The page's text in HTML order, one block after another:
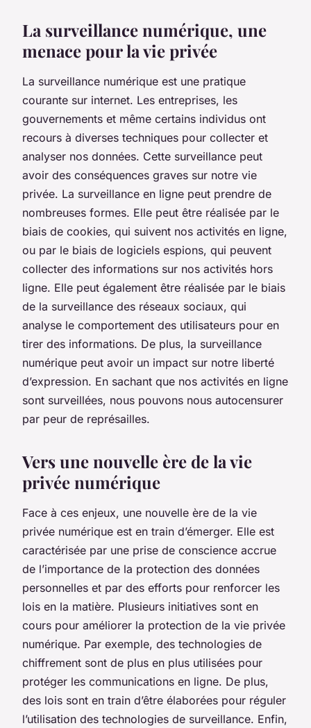
La surveillance numérique, une
menace pour la vie privée
La surveillance numérique est une pratique
courante sur internet. Les entreprises, les
gouvernements et même certains individus ont
recours à diverses techniques pour collecter et
analyser nos données. Cette surveillance peut
avoir des conséquences graves sur notre vie
privée. La surveillance en ligne peut prendre de
nombreuses formes. Elle peut être réalisée par le
biais de cookies, qui suivent nos activités en ligne,
ou par le biais de logiciels espions, qui peuvent
collecter des informations sur nos activités hors
ligne. Elle peut également être réalisée par le biais
de la surveillance des réseaux sociaux, qui
analyse le comportement des utilisateurs pour en
tirer des informations. De plus, la surveillance
numérique peut avoir un impact sur notre liberté
d’expression. En sachant que nos activités en ligne
sont surveillées, nous pouvons nous autocensurer
par peur de représailles.
Vers une nouvelle ère de la vie
privée numérique
Face à ces enjeux, une nouvelle ère de la vie
privée numérique est en train d’émerger. Elle est
caractérisée par une prise de conscience accrue
de l’importance de la protection des données
personnelles et par des efforts pour renforcer les
lois en la matière. Plusieurs initiatives sont en
cours pour améliorer la protection de la vie privée
numérique. Par exemple, des technologies de
chiffrement sont de plus en plus utilisées pour
protéger les communications en ligne. De plus,
des lois sont en train d’être élaborées pour réguler
l’utilisation des technologies de surveillance. Enfin,